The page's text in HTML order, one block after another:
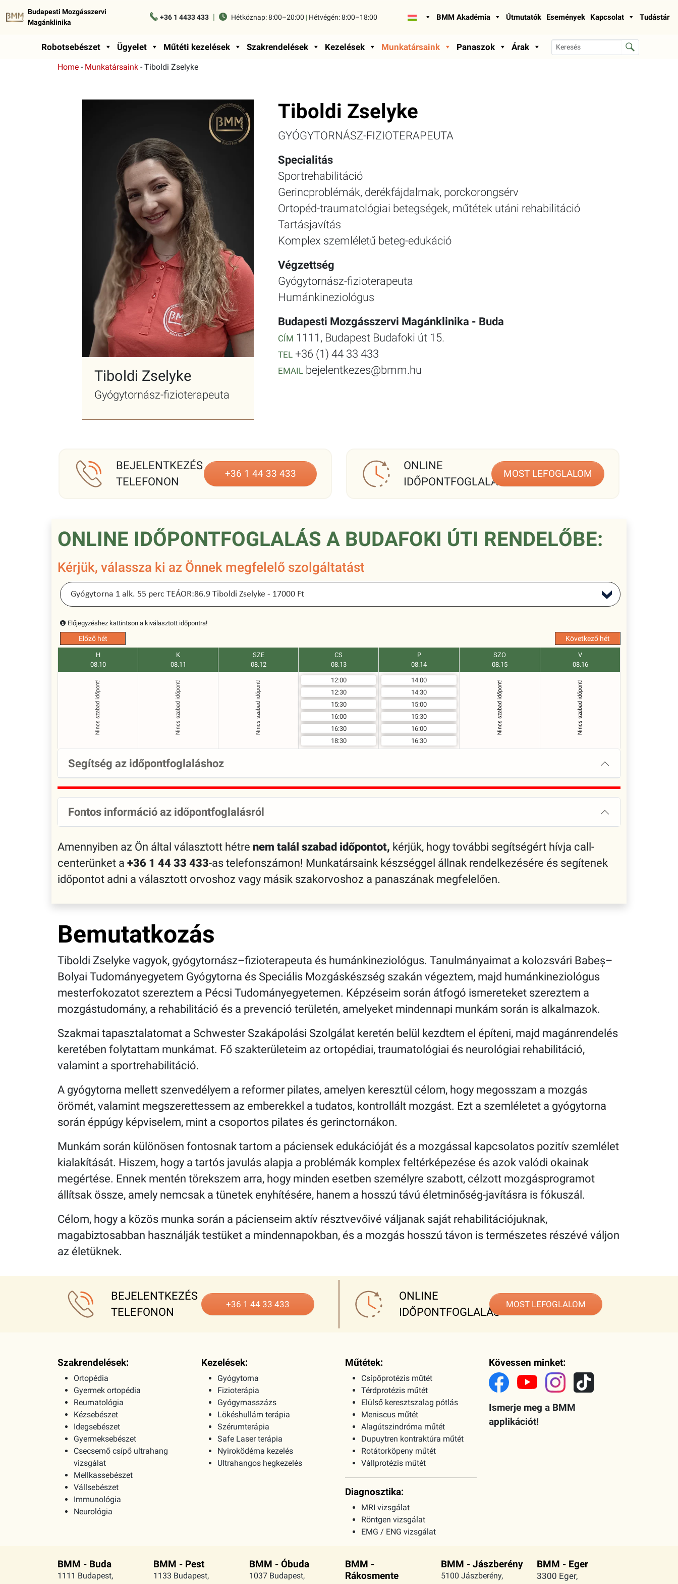
Budapesti Mozgásszervi
Magánklinika
+36 1 4433 433 | Hétköznap:8:00–20:00 | Hétvégén:8:00–18:00 BMM Akadémia Útmutatók Események Kapcsolat Tudástár
Robotsebészet Ügyelet Műtéti kezelések Szakrendelések Kezelések Munkatársaink Panaszok Árak
Home - Munkatársaink - Tiboldi Zselyke
Tiboldi Zselyke
Gyógytornász-fizioterapeuta
Tiboldi Zselyke
GYÓGYTORNÁSZ-FIZIOTERAPEUTA
Specialitás
Sportrehabilitáció
Gerincproblémák, derékfájdalmak, porckorongsérv
Ortopéd-traumatológiai betegségek, műtétek utáni rehabilitáció
Tartásjavítás
Komplex szemléletű beteg-edukáció
Végzettség
Gyógytornász-fizioterapeuta
Humánkineziológus
Budapesti Mozgásszervi Magánklinika - Buda
CÍM 1111, Budapest Budafoki út 15.
TEL+36 (1) 44 33 433
EMAILbejelentkezes@bmm.hu
BEJELENTKEZÉS
TELEFONON
+36 1 44 33 433
ONLINE
IDŐPONTFOGLALÁS
MOST LEFOGLALOM
ONLINE IDŐPONTFOGLALÁS A BUDAFOKI ÚTI RENDELŐBE:
Kérjük, válassza ki az Önnek megfelelő szolgáltatást
Előjegyzéshez kattintson a kiválasztott időpontra!
Előző hét Következő hét
H
08.10
Nincs szabad időpont!
K
08.11
Nincs szabad időpont!
SZE
08.12
Nincs szabad időpont!
CS
08.13
12:00
12:30
15:30
16:00
16:30
18:30
P
08.14
14:00
14:30
15:00
15:30
16:00
16:30
SZO
08.15
Nincs szabad időpont!
V
08.16
Nincs szabad időpont!
Segítség az időpontfoglaláshoz
Fontos információ az időpontfoglalásról
Amennyiben az Ön által választott hétre nem talál szabad időpontot, kérjük, hogy további segítségért hívja call-
centerünket a +36 1 44 33 433-as telefonszámon! Munkatársaink készséggel állnak rendelkezésére és segítenek
időpontot adni a választott orvoshoz vagy másik szakorvoshoz a panaszának megfelelően.
Bemutatkozás
Tiboldi Zselyke vagyok, gyógytornász–fizioterapeuta és humánkineziológus. Tanulmányaimat a kolozsvári Babeș–
Bolyai Tudományegyetem Gyógytorna és Speciális Mozgáskészség szakán végeztem, majd humánkineziológus
mesterfokozatot szereztem a Pécsi Tudományegyetemen. Képzéseim során átfogó ismereteket szereztem a
mozgástudomány, a rehabilitáció és a prevenció területén, amelyeket mindennapi munkám során is alkalmazok.
Szakmai tapasztalatomat a Schwester Szakápolási Szolgálat keretén belül kezdtem el építeni, majd magánrendelés
keretében folytattam munkámat. Fő szakterületeim az ortopédiai, traumatológiai és neurológiai rehabilitáció,
valamint a sportrehabilitáció.
A gyógytorna mellett szenvedélyem a reformer pilates, amelyen keresztül célom, hogy megosszam a mozgás
örömét, valamint megszerettessem az emberekkel a tudatos, kontrollált mozgást. Ezt a szemléletet a gyógytorna
során éppúgy képviselem, mint a csoportos pilates és gerinctornákon.
Munkám során különösen fontosnak tartom a páciensek edukációját és a mozgással kapcsolatos pozitív szemlélet
kialakítását. Hiszem, hogy a tartós javulás alapja a problémák komplex feltérképezése és azok valódi okainak
megértése. Ennek mentén törekszem arra, hogy minden esetben személyre szabott, célzott mozgásprogramot
állítsak össze, amely nemcsak a tünetek enyhítésére, hanem a hosszú távú életminőség-javításra is fókuszál.
Célom, hogy a közös munka során a pácienseim aktív résztvevőivé váljanak saját rehabilitációjuknak,
magabiztosabban használják testüket a mindennapokban, és a mozgás hosszú távon is természetes részévé váljon
az életüknek.
BEJELENTKEZÉS
TELEFONON
+36 1 44 33 433
ONLINE
IDŐPONTFOGLALÁS
MOST LEFOGLALOM
Szakrendelések:
Ortopédia
Gyermek ortopédia
Reumatológia
Kézsebészet
Idegsebészet
Gyermeksebészet
Csecsemő csípő ultrahang
vizsgálat
Mellkassebészet
Vállsebészet
Immunológia
Neurológia
Kezelések:
Gyógytorna
Fizioterápia
Gyógymasszázs
Lökéshullám terápia
Szérumterápia
Safe Laser terápia
Nyiroködéma kezelés
Ultrahangos hegkezelés
Műtétek:
Csípőprotézis műtét
Térdprotézis műtét
Elülső keresztszalag pótlás
Meniscus műtét
Alagútszindróma műtét
Dupuytren kontraktúra műtét
Rotátorköpeny műtét
Vállprotézis műtét
Diagnosztika:
MRI vizsgálat
Röntgen vizsgálat
EMG / ENG vizsgálat
Kövessen minket:
Ismerje meg a BMM
applikációt!
BMM - Buda
1111 Budapest,
BMM - Pest
1133 Budapest,
BMM - Óbuda
1037 Budapest,
BMM -
Rákosmente
BMM - Jászberény
5100 Jászberény,
BMM - Eger
3300 Eger,